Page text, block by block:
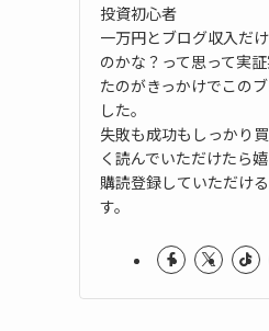
投資初心者
一万円とブログ収入だ
のかな？って思って実
たのがきっかけでこの
した。
失敗も成功もしっかり
く読んでいただけたら嬉
購読登録していただけ
す。